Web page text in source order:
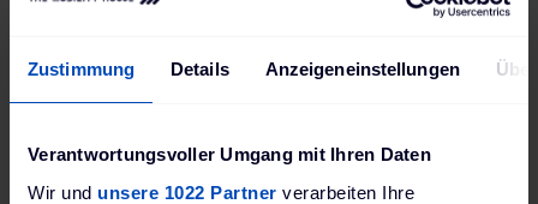
Zustimmung Details Anzeigeneinstellungen
Verantwortungsvoller Umgang mit Ihren Daten
Wir und unsere 1022 Partner verarbeiten Ihre
Webasto
Avec la borne de recharge PURE, Webasto se concentre
sur l'essentiel : la recharge de votre véhicule électrique,